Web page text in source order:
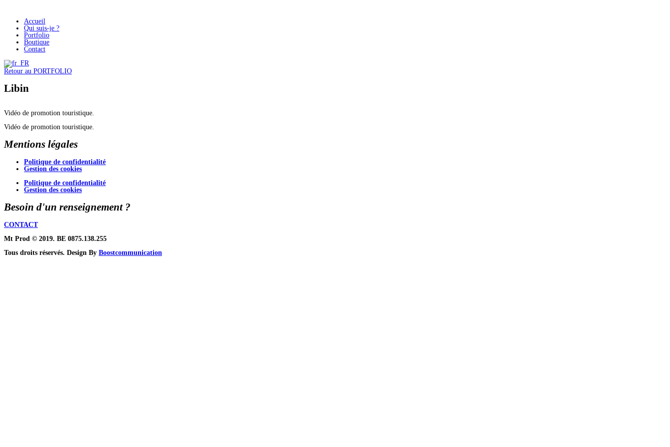
Accueil
Qui suis-je ?
Portfolio
Boutique
Contact
Retour au PORTFOLIO
Libin
Vidéo de promotion touristique.
Vidéo de promotion touristique.
Mentions légales
Politique de confidentialité
Gestion des cookies
Politique de confidentialité
Gestion des cookies
Besoin d'un renseignement ?
CONTACT
Mt Prod © 2019. BE 0875.138.255
Tous droits réservés. Design By Boostcommunication